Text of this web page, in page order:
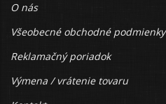
O nás
Všeobecné obchodné podmienky
Reklamačný poriadok
Výmena / vrátenie tovaru